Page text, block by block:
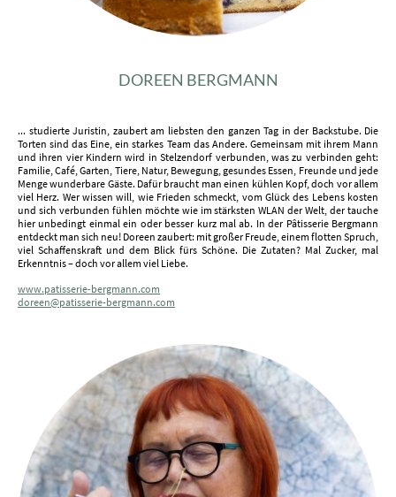
DOREEN BERGMANN
... studierte Juristin, zaubert am liebsten den ganzen Tag in der Backstube. Die
Torten sind das Eine, ein starkes Team das Andere. Gemeinsam mit ihrem Mann
und ihren vier Kindern wird in Stelzendorf verbunden, was zu verbinden geht:
Familie, Café, Garten, Tiere, Natur, Bewegung, gesundes Essen, Freunde und jede
Menge wunderbare Gäste. Dafür braucht man einen kühlen Kopf, doch vor allem
viel Herz. Wer wissen will, wie Frieden schmeckt, vom Glück des Lebens kosten
und sich verbunden fühlen möchte wie im stärksten WLAN der Welt, der tauche
hier unbedingt einmal ein oder besser kurz mal ab. In der Pâtisserie Bergmann
entdeckt man sich neu! Doreen zaubert: mit großer Freude, einem flotten Spruch,
viel Schaffenskraft und dem Blick fürs Schöne. Die Zutaten? Mal Zucker, mal
Erkenntnis – doch vor allem viel Liebe.
www.patisserie-bergmann.com
doreen@patisserie-bergmann.com